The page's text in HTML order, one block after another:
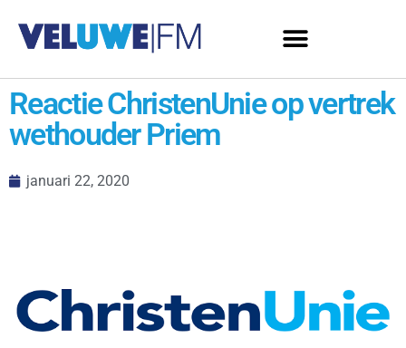
Reactie ChristenUnie op vertrek
wethouder Priem
januari 22, 2020